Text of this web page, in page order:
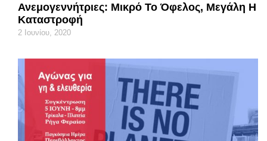
Ανεμογεννήτριες: Μικρό Το Όφελος, Μεγάλη Η
Καταστροφή
2 Ιουνίου, 2020